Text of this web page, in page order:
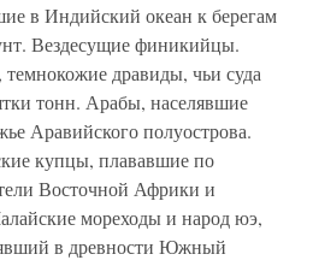
в Индийский океан к берегам
Вездесущие финикийцы.
дравиды, чьи суда
тонн. Арабы, населявшие
Аравийского полуострова.
купцы, плававшие по
Восточной Африки и
мореходы и народ юэ,
в древности Южный